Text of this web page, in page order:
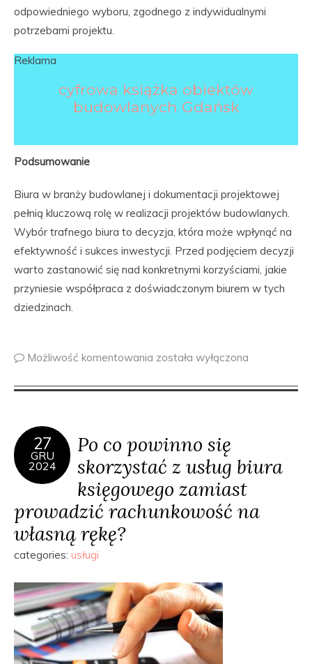
odpowiedniego wyboru, zgodnego z indywidualnymi
potrzebami projektu.
Reklama
cyfrowa książka obiektów
budowlanych Gdańsk
Podsumowanie
Biura w branży budowlanej i dokumentacji projektowej
pełnią kluczową rolę w realizacji projektów budowlanych.
Wybór trafnego biura to decyzja, która może wpłynąć na
efektywność i sukces inwestycji. Przed podjęciem decyzji
warto zastanowić się nad konkretnymi korzyściami, jakie
przyniesie współpraca z doświadczonym biurem w tych
dziedzinach.
Możliwość komentowania została wyłączona
27
GRU
2024
Po co powinno się
skorzystać z usług biura
księgowego zamiast
prowadzić rachunkowość na
własną rękę?
categories: usługi